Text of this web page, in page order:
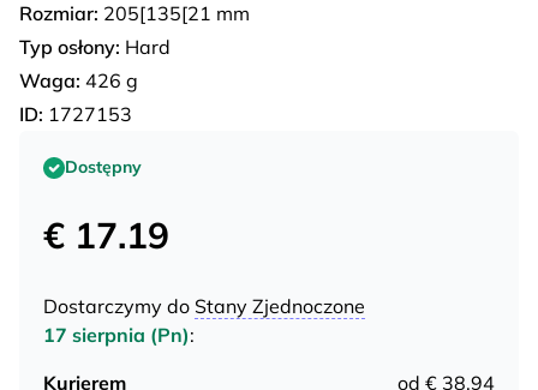
Rozmiar: 205[135[21 mm
Typ osłony: Hard
Waga: 426 g
ID: 1727153
Dostępny
€ 17.19
Dostarczymy do Stany Zjednoczone
17 sierpnia (Pn):
Kurierem
od € 38.94